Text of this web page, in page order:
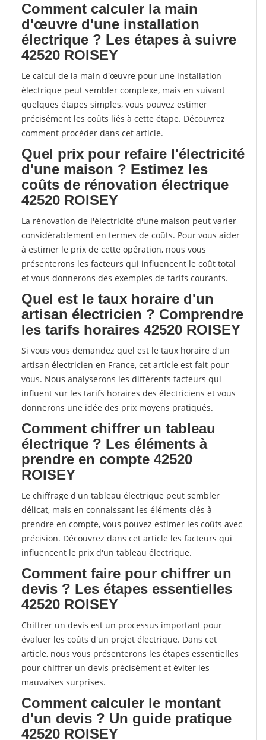
Comment calculer la main
d'œuvre d'une installation
électrique ? Les étapes à suivre
42520 ROISEY
Le calcul de la main d'œuvre pour une installation
électrique peut sembler complexe, mais en suivant
quelques étapes simples, vous pouvez estimer
précisément les coûts liés à cette étape. Découvrez
comment procéder dans cet article.
Quel prix pour refaire l'électricité
d'une maison ? Estimez les
coûts de rénovation électrique
42520 ROISEY
La rénovation de l'électricité d'une maison peut varier
considérablement en termes de coûts. Pour vous aider
à estimer le prix de cette opération, nous vous
présenterons les facteurs qui influencent le coût total
et vous donnerons des exemples de tarifs courants.
Quel est le taux horaire d'un
artisan électricien ? Comprendre
les tarifs horaires 42520 ROISEY
Si vous vous demandez quel est le taux horaire d'un
artisan électricien en France, cet article est fait pour
vous. Nous analyserons les différents facteurs qui
influent sur les tarifs horaires des électriciens et vous
donnerons une idée des prix moyens pratiqués.
Comment chiffrer un tableau
électrique ? Les éléments à
prendre en compte 42520
ROISEY
Le chiffrage d'un tableau électrique peut sembler
délicat, mais en connaissant les éléments clés à
prendre en compte, vous pouvez estimer les coûts avec
précision. Découvrez dans cet article les facteurs qui
influencent le prix d'un tableau électrique.
Comment faire pour chiffrer un
devis ? Les étapes essentielles
42520 ROISEY
Chiffrer un devis est un processus important pour
évaluer les coûts d'un projet électrique. Dans cet
article, nous vous présenterons les étapes essentielles
pour chiffrer un devis précisément et éviter les
mauvaises surprises.
Comment calculer le montant
d'un devis ? Un guide pratique
42520 ROISEY